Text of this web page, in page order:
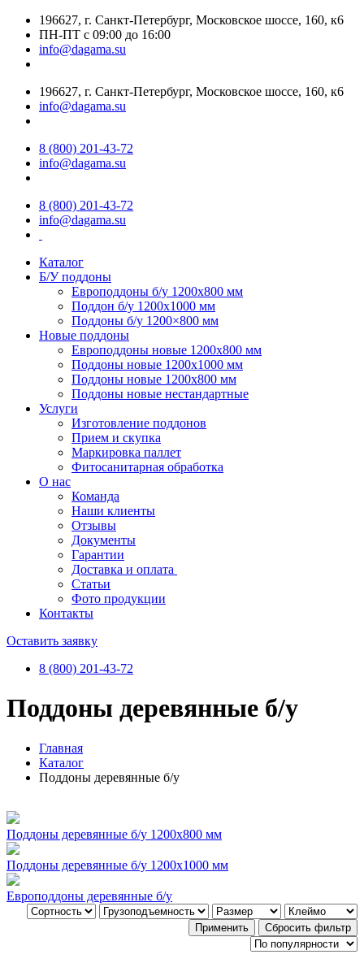
196627, г. Санкт-Петербург, Московское шоссе, 160, к6
ПН-ПТ с 09:00 до 16:00
info@dagama.su
196627, г. Санкт-Петербург, Московское шоссе, 160, к6
info@dagama.su
8 (800) 201-43-72
info@dagama.su
8 (800) 201-43-72
info@dagama.su
Каталог
Б/У поддоны
Европоддоны б/у 1200х800 мм
Поддон б/у 1200х1000 мм
Поддоны б/у 1200×800 мм
Новые поддоны
Европоддоны новые 1200х800 мм
Поддоны новые 1200х1000 мм
Поддоны новые 1200х800 мм
Поддоны новые нестандартные
Услуги
Изготовление поддонов
Прием и скупка
Маркировка паллет
Фитосанитарная обработка
О нас
Команда
Наши клиенты
Отзывы
Документы
Гарантии
Доставка и оплата
Статьи
Фото продукции
Контакты
Оставить заявку
8 (800) 201-43-72
Поддоны деревянные б/у
Главная
Каталог
Поддоны деревянные б/у
Поддоны деревянные б/у 1200x800 мм
Поддоны деревянные б/у 1200x1000 мм
Европоддоны деревянные б/у
Применить Сбросить фильтр